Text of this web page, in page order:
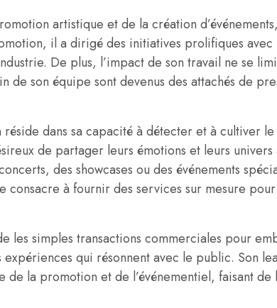
artistique et de la création
il a dirigé des initiatives prolifiques avec
De plus, l’impact de son travail ne se
de son équipe sont devenus des attachés de
réside dans sa capacité à détecter et à cultiver
de partager leurs émotions et leurs
des showcases ou des événements
consacre à fournir des services sur mesure
les simples transactions commerciales pour
qui résonnent avec le public. Son
de la promotion et de l’événementiel, faisant